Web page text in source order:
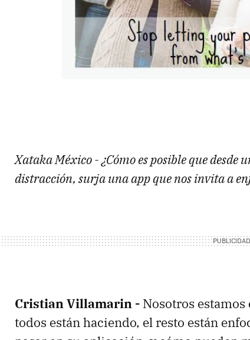
Xataka México - ¿Cómo es posible que desde
distracción, surja una app que nos invita a
Cristian Villamarin - Nosotros
todos están haciendo, el resto están